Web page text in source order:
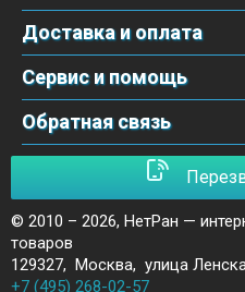
Доставка и оплата
Сервис и помощь
Обратная связь
© 2010 – 2026, НетРан —
товаров
129327, Москва, улица
+7 (495) 268-02-57